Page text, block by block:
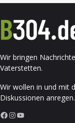
Wir bringen
Vaterstetten.
Wir wollen in und mit
Diskussionen anregen.
Facebook InstagramYouTube